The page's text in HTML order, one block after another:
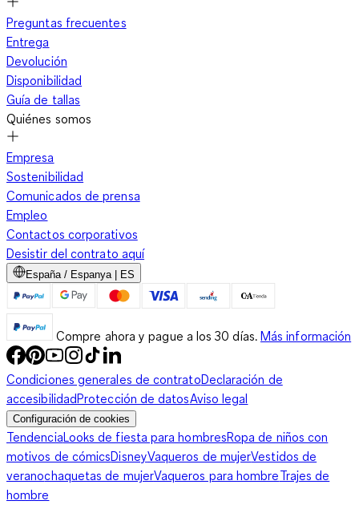
Preguntas frecuentes
Entrega
Devolución
Disponibilidad
Guía de tallas
Quiénes somos
Empresa
Sostenibilidad
Comunicados de prensa
Empleo
Contactos corporativos
Desistir del contrato aquí
España / Espanya | ES
Compre ahora y pague a los 30 días. Más información
Condiciones generales de contratoDeclaración de
accesibilidadProtección de datosAviso legal
Configuración de cookies
TendenciaLooks de fiesta para hombresRopa de niños con
motivos de cómicsDisneyVaqueros de mujerVestidos de
veranochaquetas de mujerVaqueros para hombreTrajes de
hombre